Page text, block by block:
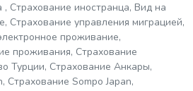
, Страхование иностранца, Вид на
Страхование управления миграцией,
проживание,
проживания, Страхование
Турции, Страхование Анкары,
Страхование Sompo Japan,